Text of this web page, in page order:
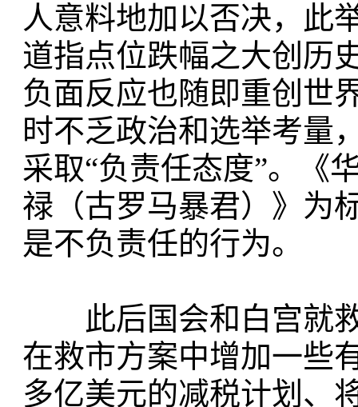
人意料地加以否决，此
道指点位跌幅之大创历
负面反应也随即重创世
时不乏政治和选举考量
采取“负责任态度”。《
禄（古罗马暴君）》为
是不负责任的行为。
此后国会和白宫就救
在救市方案中增加一些
多亿美元的减税计划、